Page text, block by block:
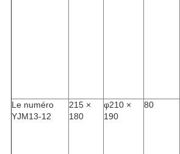
Le numéro
YJM13-12
215 ×
180
φ210 ×
190
80